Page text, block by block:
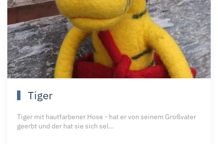
Tiger
Tiger mit hautfarbener Hose - hat er von seinem Großvater
geerbt und der hat sie sich sel…